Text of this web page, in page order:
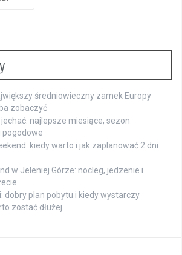
średniowieczny zamek Europy
zobaczyć
najlepsze miesiące, sezon
pogodowe
kiedy warto i jak zaplanować 2 dni
w Jeleniej Górze: nocleg, jedzenie i
dobry plan pobytu i kiedy wystarczy
zostać dłużej